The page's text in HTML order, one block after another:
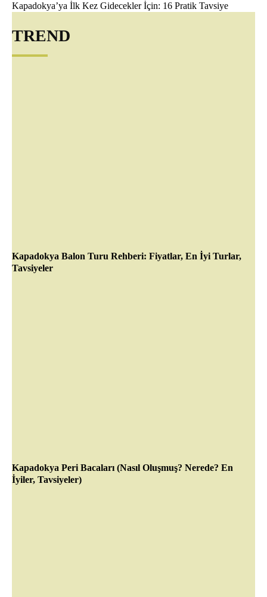
Kapadokya’ya İlk Kez Gidecekler İçin: 16 Pratik Tavsiye
TREND
Kapadokya Balon Turu Rehberi: Fiyatlar, En İyi Turlar,
Tavsiyeler
Kapadokya Peri Bacaları (Nasıl Oluşmuş? Nerede? En
İyiler, Tavsiyeler)